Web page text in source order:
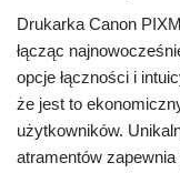
Drukarka Canon
łącząc
opcje łączności i
że ​​jest to
użytkowników.
atramentów